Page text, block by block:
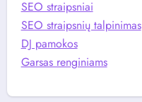
SEO straipsniai
SEO straipsnių talpinimas
DJ pamokos
Garsas renginiams